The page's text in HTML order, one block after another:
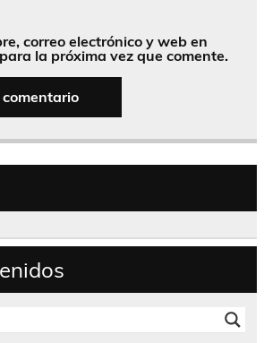
correo electrónico y web en
la próxima vez que comente.